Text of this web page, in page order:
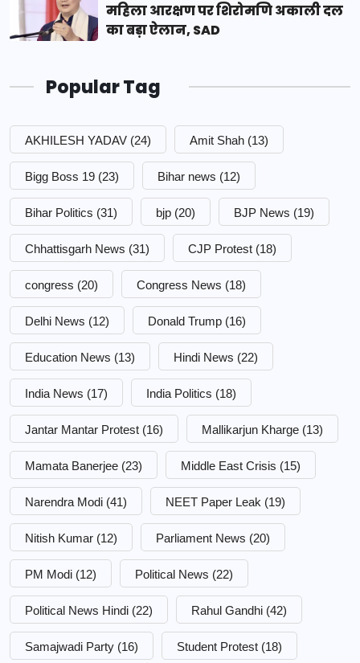
महिला आरक्षण पर शिरोमणि अकाली दल
का बड़ा ऐलान, SAD
Popular Tag
AKHILESH YADAV (24) Amit Shah (13)
Bigg Boss 19 (23) Bihar news (12)
Bihar Politics (31) bjp (20) BJP News (19)
Chhattisgarh News (31) CJP Protest (18)
congress (20) Congress News (18)
Delhi News (12) Donald Trump (16)
Education News (13) Hindi News (22)
India News (17) India Politics (18)
Jantar Mantar Protest (16) Mallikarjun Kharge (13)
Mamata Banerjee (23) Middle East Crisis (15)
Narendra Modi (41) NEET Paper Leak (19)
Nitish Kumar (12) Parliament News (20)
PM Modi (12) Political News (22)
Political News Hindi (22) Rahul Gandhi (42)
Samajwadi Party (16) Student Protest (18)